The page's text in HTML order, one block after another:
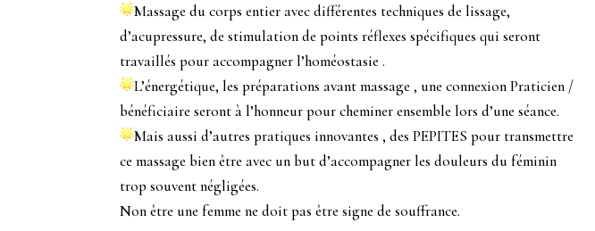
Massage du corps entier avec différentes techniques de lissage,
d’acupressure, de stimulation de points réflexes spécifiques qui seront
travaillés pour accompagner l’homéostasie .
L’énergétique, les préparations avant massage , une connexion Praticien /
bénéficiaire seront à l’honneur pour cheminer ensemble lors d’une séance.
Mais aussi d’autres pratiques innovantes , des PEPITES pour transmettre
ce massage bien être avec un but d’accompagner les douleurs du féminin
trop souvent négligées.
Non être une femme ne doit pas être signe de souffrance.